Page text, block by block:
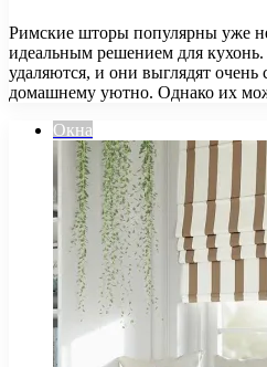
Римские шторы популярны уже
идеальным решением для кухонь.
удаляются, и они выглядят
домашнему уютно. Однако их
Окна